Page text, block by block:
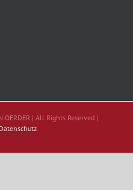
| All Rights Reserved |
Datenschutz